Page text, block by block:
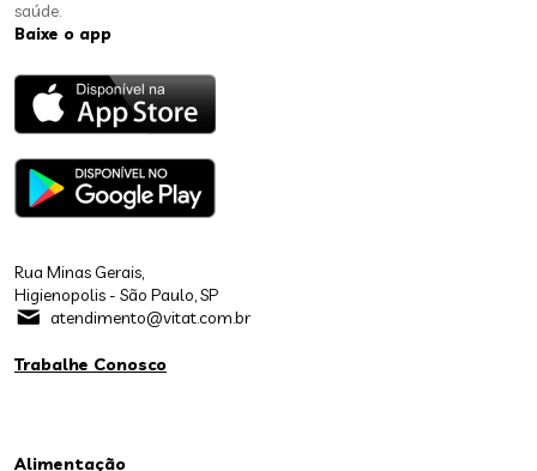
saúde.
Baixe o app
Rua Minas Gerais,
Higienopolis - São Paulo, SP
atendimento@vitat.com.br
Trabalhe Conosco
Alimentação